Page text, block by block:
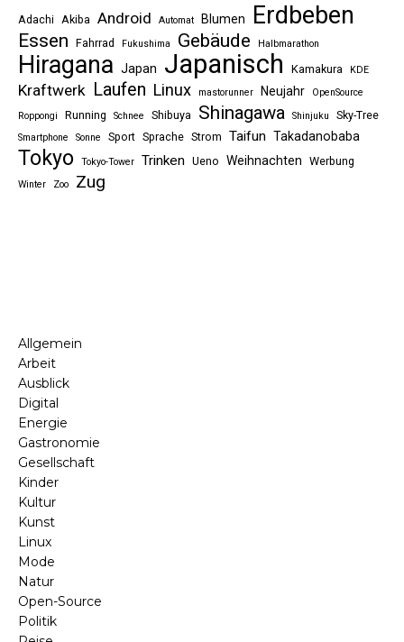
Adachi Akiba Android Automat Blumen Erdbeben
Essen Fahrrad Fukushima Gebäude Halbmarathon
Hiragana Japan Japanisch Kamakura KDE
Kraftwerk Laufen Linux mastorunner Neujahr
OpenSource
Roppongi
Running Schnee Shibuya Shinagawa Shinjuku Sky-Tree
Smartphone Sonne Sport Sprache Strom Taifun Takadanobaba
Tokyo Tokyo-Tower Trinken Ueno Weihnachten Werbung
Winter Zoo Zug
Allgemein
Arbeit
Ausblick
Digital
Energie
Gastronomie
Gesellschaft
Kinder
Kultur
Kunst
Linux
Mode
Natur
Open-Source
Politik